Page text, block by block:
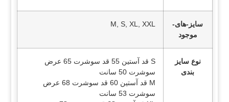
سایز-های-
موجود
M, S, XL, XXL
نوع سایز
بندی
S قد آستین 55 قد سوشرت 65 عرض
سوشرت 50 سانت
M قد آستین 60 قد سوشرت 68 عرض
سوشرت 53 سانت